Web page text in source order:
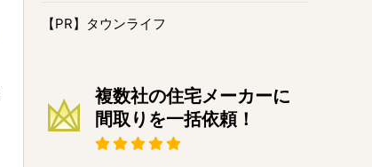
【PR】タウンライフ
複数社の住宅メーカーに
間取りを一括依頼！